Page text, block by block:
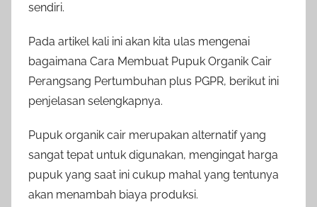
sendiri.
Pada artikel kali ini akan kita ulas mengenai
bagaimana Cara Membuat Pupuk Organik Cair
Perangsang Pertumbuhan plus PGPR, berikut ini
penjelasan selengkapnya.
Pupuk organik cair merupakan alternatif yang
sangat tepat untuk digunakan, mengingat harga
pupuk yang saat ini cukup mahal yang tentunya
akan menambah biaya produksi.